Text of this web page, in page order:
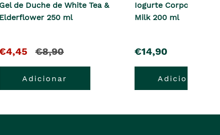
Gel de Duche de White Tea &
Elderflower 250 ml
atual
e
o
pre�o
era
€8,90
Adicionar
Iogurte Corporal
Milk 200 ml
pre�o
€14,90
Adicionar